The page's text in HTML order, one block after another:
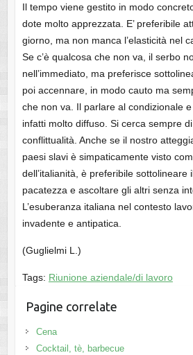
Il tempo viene gestito in modo
dote molto apprezzata. E’ preferibile
giorno, ma non manca l’elasticità nel
Se c’è qualcosa che non va, il serbo
nell’immediato, ma preferisce
poi accennare, in modo cauto ma
che non va. Il parlare al condizionale
infatti molto diffuso. Si cerca sempre
conflittualità. Anche se il nostro
paesi slavi è simpaticamente visto
dell’italianità, è preferibile sottolineare
pacatezza e ascoltare gli altri senza
L’esuberanza italiana nel contesto
invadente e antipatica.
(Guglielmi L.)
Tags: Riunione aziendale/di lavoro
Pagine correlate
Cena
Cocktail, tè, barbecue